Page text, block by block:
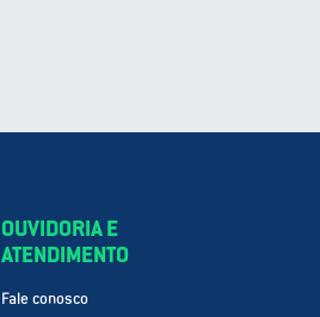
OUVIDORIA E
ATENDIMENTO
Fale conosco